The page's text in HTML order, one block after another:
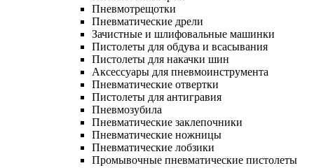
Пневмотрещотки
Пневматические дрели
Зачистные и шлифовальные машинки
Пистолеты для обдува и всасывания
Пистолеты для накачки шин
Аксессуары для пневмоинструмента
Пневматические отвертки
Пистолеты для антигравия
Пневмозубила
Пневматические заклепочники
Пневматические ножницы
Пневматические лобзики
Промывочные пневматические пистолеты